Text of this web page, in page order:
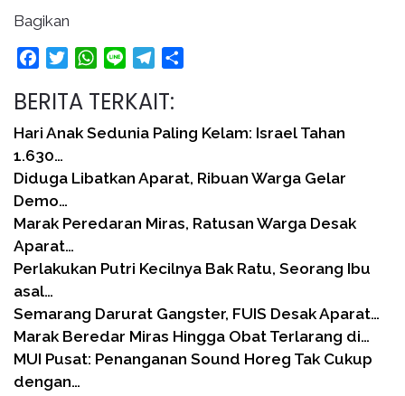
Bagikan
FacebookTwitterWhatsApp
Line Telegram
BERITA TERKAIT:
Hari Anak Sedunia Paling Kelam: Israel Tahan
1.630…
Diduga Libatkan Aparat, Ribuan Warga Gelar
Demo…
Marak Peredaran Miras, Ratusan Warga Desak
Aparat…
Perlakukan Putri Kecilnya Bak Ratu, Seorang Ibu
asal…
Semarang Darurat Gangster, FUIS Desak Aparat…
Marak Beredar Miras Hingga Obat Terlarang di…
MUI Pusat: Penanganan Sound Horeg Tak Cukup
dengan…